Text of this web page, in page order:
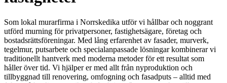
Som lokal murarfirma i Norrskedika utför vi hållbar och noggrant
utförd murning för privatpersoner, fastighetsägare, företag och
bostadsrättsföreningar. Med lång erfarenhet av fasader, murverk,
tegelmur, putsarbete och specialanpassade lösningar kombinerar vi
traditionellt hantverk med moderna metoder för ett resultat som
håller över tid. Vi hjälper er med allt från nyproduktion och
tillbyggnad till renovering, omfogning och fasadputs – alltid med